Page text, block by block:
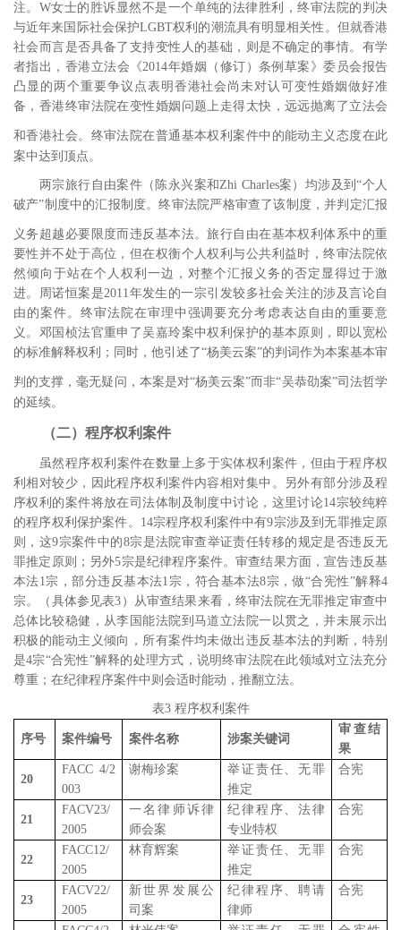
注。 W女士的胜诉显然不是一个单纯的法律胜利，终审法院的判决
与近年来国际社会保护LGBT权利的潮流具有明显相关性。但就香港
社会而言是否具备了支持变性人的基础，则是不确定的事情。有学
者指出，香港立法会《2014年婚姻（修订）条例草案》委员会报告
凸显的两个重要争议点表明香港社会尚未对认可变性婚姻做好准
备，香港终审法院在变性婚姻问题上走得太快，远远抛离了立法会
和香港社会。 终审法院在普通基本权利案件中的能动主义态度在此
案中达到顶点。
两宗旅行自由案件（陈永兴案和Zhi Charles案 ）均涉及到“个人
破产”制度中的汇报制度。终审法院严格审查了该制度，并判定汇报
义务超越必要限度而违反基本法。旅行自由在基本权利体系中的重
要性并不处于高位，但在权衡个人权利与公共利益时，终审法院依
然倾向于站在个人权利一边，对整个汇报义务的否定显得过于激
进。周诺恒案是2011年发生的一宗引发较多社会关注的涉及言论自
由的案件。终审法院在审理中强调要充分考虑表达自由的重要意
义。邓国桢法官重申了吴嘉玲案中权利保护的基本原则，即以宽松
的标准解释权利；同时，他引述了“杨美云案”的判词作为本案基本审
判的支撑 ，毫无疑问，本案是对“杨美云案”而非“吴恭劭案”司法哲学
的延续。
（二）程序权利案件
虽然程序权利案件在数量上多于实体权利案件，但由于程序权
利相对较少，因此程序权利案件内容相对集中。另外有部分涉及程
序权利的案件将放在司法体制及制度中讨论，这里讨论14宗较纯粹
的程序权利保护案件。 14宗程序权利案件中有9宗涉及到无罪推定原
则，这9宗案件中的8宗是法院审查举证责任转移的规定是否违反无
罪推定原则；另外5宗是纪律程序案件。审查结果方面，宣告违反基
本法1 宗，部分违反基本法1 宗，符合基本法8宗，做“合宪性”解释4
宗。（具体参见表3 ）从审查结果来看，终审法院在无罪推定审查中
总体比较稳健，从李国能法院到马道立法院一以贯之，并未展示出
积极的能动主义倾向，所有案件均未做出违反基本法的判断，特别
是4宗“合宪性”解释的处理方式，说明终审法院在此领域对立法充分
尊重；在纪律程序案件中则会适时能动，推翻立法。
表3 程序权利案件
序号 案件编号 案件名称 涉案关键词
审查结
果
20
FACC 4/2
003
谢梅珍案
举证责任、无罪
推定
合宪
21
FACV23/
2005
一名律师诉律
师会案
纪律程序、法律
专业特权
合宪
22
FACC12/
2005
林育辉案
举证责任、无罪
推定
合宪
23
FACV22/
2005
新世界发展公
司案
纪律程序、聘请
律师
合宪